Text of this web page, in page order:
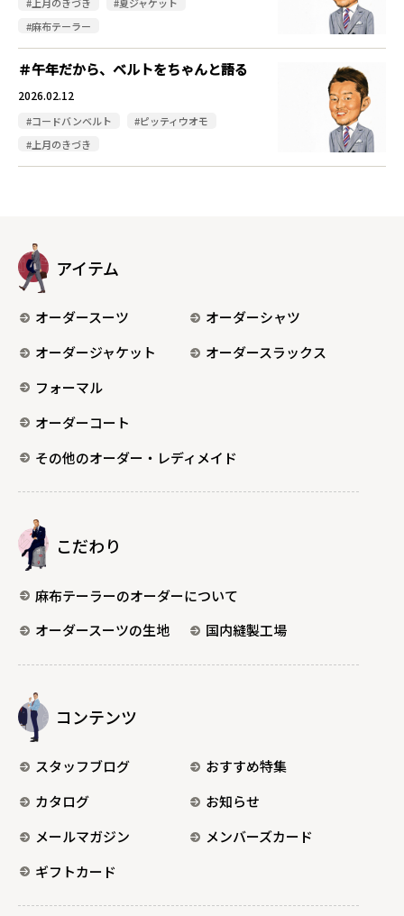
#麻布テーラー
＃午年だから、ベルトをちゃんと語る
2026.02.12
#コードバンベルト
#ピッティウオモ
#上月のきづき
アイテム
オーダースーツ
オーダーシャツ
オーダージャケット
オーダースラックス
フォーマル
オーダーコート
その他のオーダー・レディメイド
こだわり
麻布テーラーのオーダーについて
オーダースーツの生地
国内縫製工場
コンテンツ
スタッフブログ
おすすめ特集
カタログ
お知らせ
メールマガジン
メンバーズカード
ギフトカード